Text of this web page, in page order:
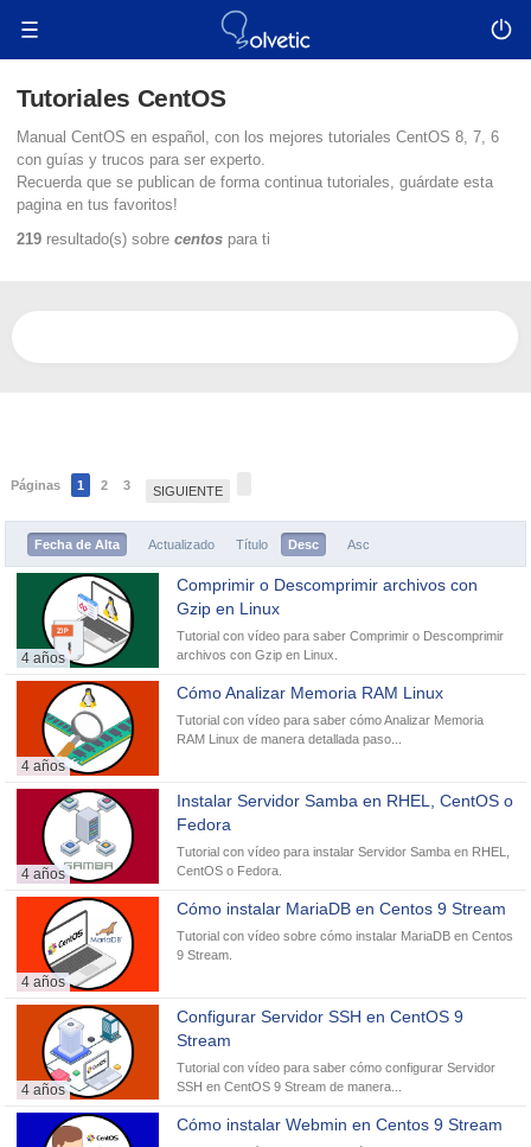
Tutoriales CentOS
Manual CentOS en español, con los mejores tutoriales CentOS 8, 7, 6
con guías y trucos para ser experto.
Recuerda que se publican de forma continua tutoriales, guárdate esta
pagina en tus favoritos!
219 resultado(s) sobre centos para ti
Páginas 1 2 3 SIGUIENTE
Fecha de Alta Actualizado Título Desc Asc
4 años
Comprimir o Descomprimir archivos con
Gzip en Linux
Tutorial con vídeo para saber Comprimir o Descomprimir
archivos con Gzip en Linux.
4 años
Cómo Analizar Memoria RAM Linux
Tutorial con vídeo para saber cómo Analizar Memoria
RAM Linux de manera detallada paso...
4 años
Instalar Servidor Samba en RHEL, CentOS o
Fedora
Tutorial con vídeo para instalar Servidor Samba en RHEL,
CentOS o Fedora.
4 años
Cómo instalar MariaDB en Centos 9 Stream
Tutorial con vídeo sobre cómo instalar MariaDB en Centos
9 Stream.
4 años
Configurar Servidor SSH en CentOS 9
Stream
Tutorial con vídeo para saber cómo configurar Servidor
SSH en CentOS 9 Stream de manera...
Cómo instalar Webmin en Centos 9 Stream